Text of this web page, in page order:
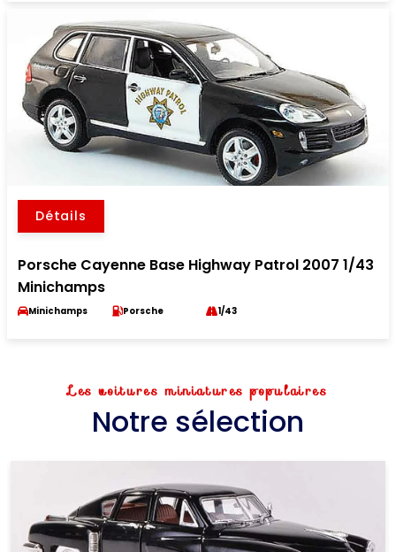
Détails
Porsche Cayenne Base Highway Patrol 2007 1/43
Minichamps
Minichamps Porsche 1/43
Les voitures miniatures populaires
Notre sélection